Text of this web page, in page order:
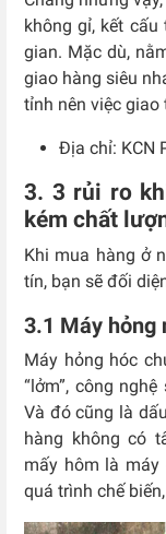
không gỉ, kết
gian. Mặc dù,
giao hàng siêu
tỉnh nên việc giao
Địa chỉ: KCN
3. 3 rủi ro
kém chất
Khi mua hàng ở
tín, bạn sẽ đối
3.1 Máy hỏng
Máy hỏng hóc
“lởm”, công
Và đó cũng là
hàng không có
mấy hôm là
quá trình chế